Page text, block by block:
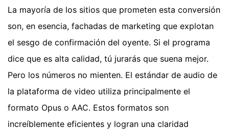
La mayoría de los sitios que prometen esta conversión
son, en esencia, fachadas de marketing que explotan
el sesgo de confirmación del oyente. Si el programa
dice que es alta calidad, tú jurarás que suena mejor.
Pero los números no mienten. El estándar de audio de
la plataforma de video utiliza principalmente el
formato Opus o AAC. Estos formatos son
increíblemente eficientes y logran una claridad